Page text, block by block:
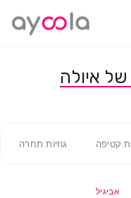
איולה
קטיפה גוזיות תחרה
אביגיל